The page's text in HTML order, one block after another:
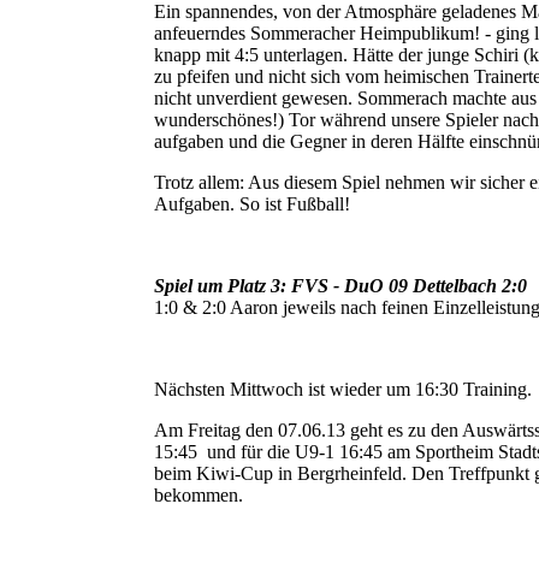
Ein spannendes, von der Atmosphäre geladenes
anfeuerndes Sommeracher Heimpublikum! -
knapp mit 4:5 unterlagen. Hätte der junge Schiri
zu pfeifen und nicht sich vom heimischen
nicht unverdient gewesen. Sommerach machte
wunderschönes!) Tor während unsere Spieler
aufgaben und die Gegner in deren Hälfte
Trotz allem: Aus diesem Spiel nehmen wir sicher
Aufgaben. So ist Fußball!
Spiel um Platz 3: FVS - DuO 09 Dettelbach 2:0
1:0 & 2:0 Aaron jeweils nach feinen
Nächsten Mittwoch ist wieder um 16:30 Training.
Am Freitag den 07.06.13 geht es zu den
15:45 und für die U9-1 16:45 am Sportheim
beim Kiwi-Cup in Bergrheinfeld. Den Treffpunkt
bekommen.